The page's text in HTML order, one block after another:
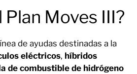
Plan Moves III?
de ayudas destinadas a la
eléctricos, híbridos
de combustible de hidrógeno